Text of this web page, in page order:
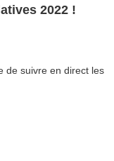
2022 !